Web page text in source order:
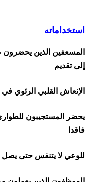
استخداماته
المسعفين الذين
إلى تقديم
الإنعاش القلبي الرئوي
يحضر المستجيبون
فاقدا
للوعي لا يتنفس حتى